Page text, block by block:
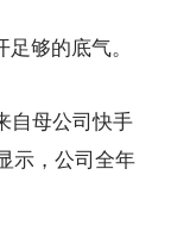
够的底气。
自母公司快手
示，公司全年